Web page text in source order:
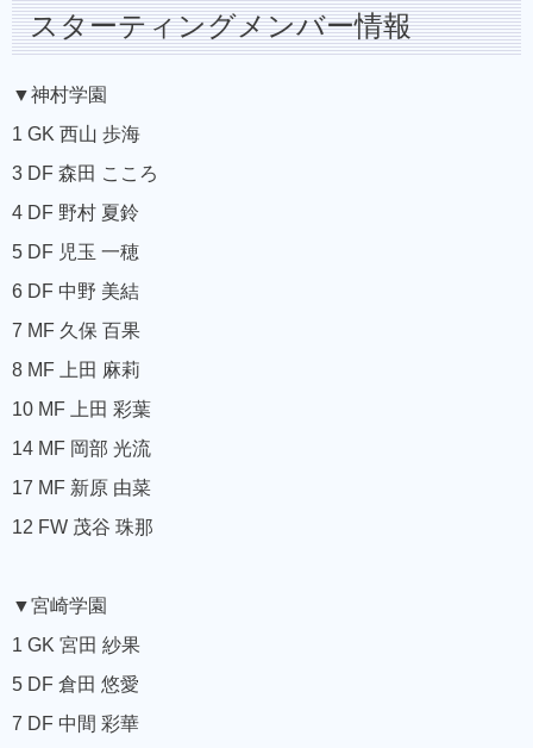
スターティングメンバー情報
▼神村学園
1 GK 西山 歩海
3 DF 森田 こころ
4 DF 野村 夏鈴
5 DF 児玉 一穂
6 DF 中野 美結
7 MF 久保 百果
8 MF 上田 麻莉
10 MF 上田 彩葉
14 MF 岡部 光流
17 MF 新原 由菜
12 FW 茂谷 珠那
▼宮崎学園
1 GK 宮田 紗果
5 DF 倉田 悠愛
7 DF 中間 彩華